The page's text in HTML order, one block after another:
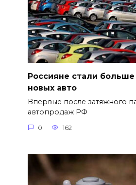
Россияне стали больше
новых авто
Впервые после затяжного
автопродаж РФ
0 162